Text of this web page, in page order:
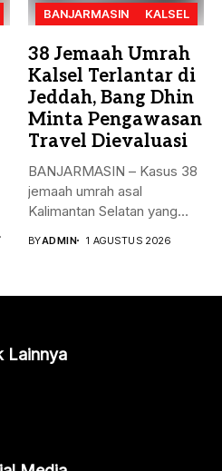
BANJARMASIN KALSEL
38 Jemaah Umrah
Kalsel Terlantar di
Jeddah, Bang Dhin
Minta Pengawasan
Travel Dievaluasi
BANJARMASIN – Kasus 38
jemaah umrah asal
Kalimantan Selatan yang
BYADMIN 1 AGUSTUS 2026
Lainnya